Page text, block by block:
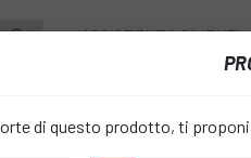
ASSISTENZA CLIENTI
di questo prodotto, ti